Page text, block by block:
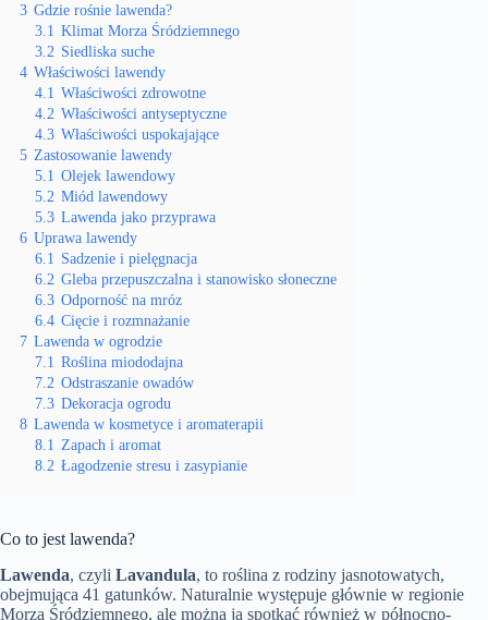
3 Gdzie rośnie lawenda?
3.1 Klimat Morza Śródziemnego
3.2 Siedliska suche
4 Właściwości lawendy
4.1 Właściwości zdrowotne
4.2 Właściwości antyseptyczne
4.3 Właściwości uspokajające
5 Zastosowanie lawendy
5.1 Olejek lawendowy
5.2 Miód lawendowy
5.3 Lawenda jako przyprawa
6 Uprawa lawendy
6.1 Sadzenie i pielęgnacja
6.2 Gleba przepuszczalna i stanowisko słoneczne
6.3 Odporność na mróz
6.4 Cięcie i rozmnażanie
7 Lawenda w ogrodzie
7.1 Roślina miododajna
7.2 Odstraszanie owadów
7.3 Dekoracja ogrodu
8 Lawenda w kosmetyce i aromaterapii
8.1 Zapach i aromat
8.2 Łagodzenie stresu i zasypianie
Co to jest lawenda?
Lawenda, czyli Lavandula, to roślina z rodziny jasnotowatych,
obejmująca 41 gatunków. Naturalnie występuje głównie w regionie
Morza Śródziemnego, ale można ją spotkać również w północno-